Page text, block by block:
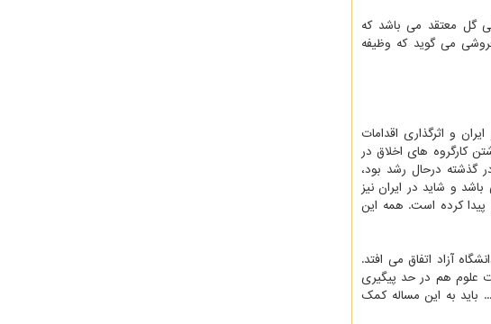
گل معتقد می باشد که
می گوید که وظیفه
و اثرگذاری اقدامات
کارگروه های اخلاق در
گذشته درحال رشد بود،
و شاید در ایران نیز
پیدا کرده است. همه این
آزاد اتفاق می افتد.
علوم هم در حد پیگیری
باید به این مساله کمک